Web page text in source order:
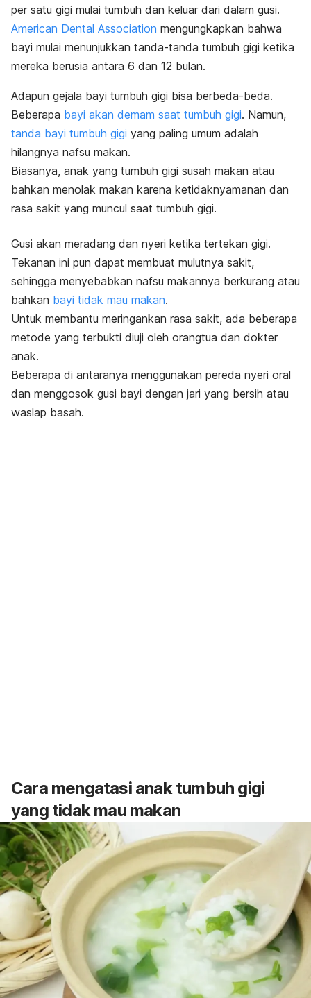
per satu gigi mulai tumbuh dan keluar dari dalam gusi.
American Dental Association mengungkapkan bahwa
bayi mulai menunjukkan tanda-tanda tumbuh gigi ketika
mereka berusia antara 6 dan 12 bulan.
Adapun gejala bayi tumbuh gigi bisa berbeda-beda.
Beberapa bayi akan demam saat tumbuh gigi. Namun,
tanda bayi tumbuh gigi yang paling umum adalah
hilangnya nafsu makan.
Biasanya, anak yang tumbuh gigi susah makan atau
bahkan menolak makan karena ketidaknyamanan dan
rasa sakit yang muncul saat tumbuh gigi.
Gusi akan meradang dan nyeri ketika tertekan gigi.
Tekanan ini pun dapat membuat mulutnya sakit,
sehingga menyebabkan nafsu makannya berkurang atau
bahkan bayi tidak mau makan.
Untuk membantu meringankan rasa sakit, ada beberapa
metode yang terbukti diuji oleh orangtua dan dokter
anak.
Beberapa di antaranya menggunakan pereda nyeri oral
dan menggosok gusi bayi dengan jari yang bersih atau
waslap basah.
Cara mengatasi anak tumbuh gigi
yang tidak mau makan